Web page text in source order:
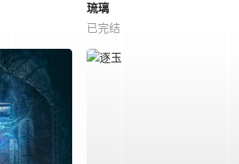
琉璃
已完结